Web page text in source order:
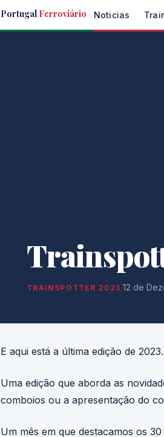
Portugal Ferroviário Noticias
TRAINSPOTTER 2023 ·12 de
E aqui está a última edição de 2023.
Uma edição que aborda as
comboios ou a apresentação do
Um mês em que destacamos os